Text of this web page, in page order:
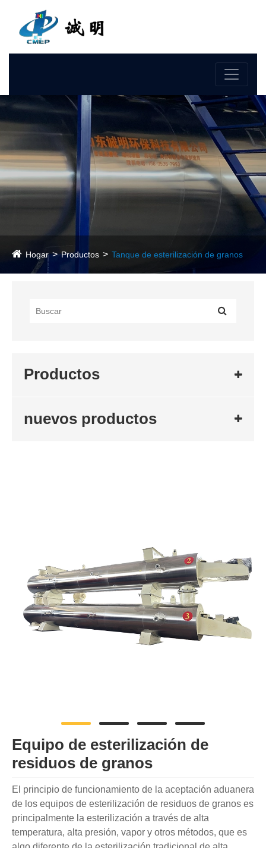
Hogar Productos Tanque de esterilización de granos
Productos
nuevos productos
Equipo de esterilización de
residuos de granos
El principio de funcionamiento de la aceptación aduanera
de los equipos de esterilización de residuos de granos es
principalmente la esterilización a través de alta
temperatura, alta presión, vapor y otros métodos, que es